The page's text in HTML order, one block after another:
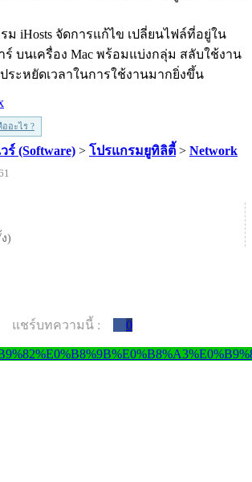
ม iHosts จัดการแก้ไข เปลี่ยนไฟล์ที่อยู่ใน
าร์ บนเครื่อง Mac พร้อมแบ่งกลุ่ม สลับใช้งาน
ประหยัดเวลาในการใช้งานมากยิ่งขึ้น
ออะไร ?
ร์ (Software) > โปรแกรมยูทิลิตี้ > Network
)
แชร์บทความนี้ : 0